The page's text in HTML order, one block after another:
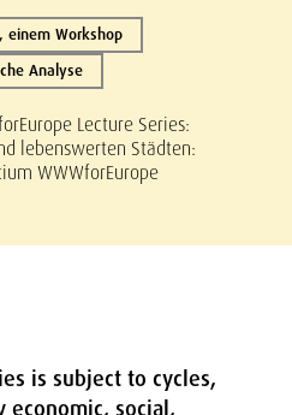
einem Workshop
Analyse
Lecture Series:
lebenswerten Städten:
WWWforEurope
is subject to cycles,
economic, social,